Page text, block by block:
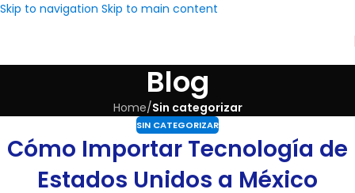
Skip to navigation Skip to main content
Blog
Home/Sin categorizar
SIN CATEGORIZAR
Cómo Importar Tecnología de
Estados Unidos a México